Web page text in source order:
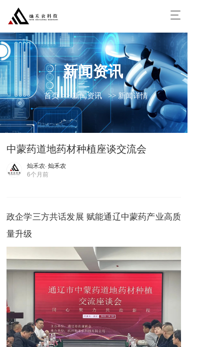
T
g
e
n
a
v
i
g
a
t
新闻资讯
首页 >> 新闻资讯 >> 新闻详情
中蒙药道地药材种植座谈交流会
灿禾农· 灿禾农
6个月前
政企学三方共话发展 赋能通辽中蒙药产业高质
量升级